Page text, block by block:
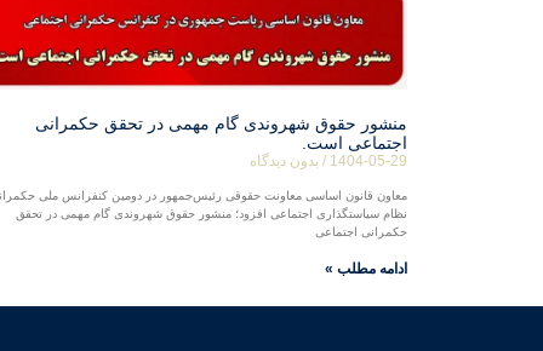
منشور حقوق شهروندی گام مهمی در تحقق حکمرانی
اجتماعی است.
1404-05-29 بدون دیدگاه
معاون قانون اساسی معاونت حقوقی رئیس‌جمهور در دومین کنفرانس ملی
نظام سیاستگذاری اجتماعی افزود؛ منشور حقوق شهروندی گام مهمی در تحقق
حکمرانی اجتماعی
ادامه مطلب »